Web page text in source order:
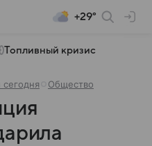
+29°
Топливный кризис
сегодня Общество